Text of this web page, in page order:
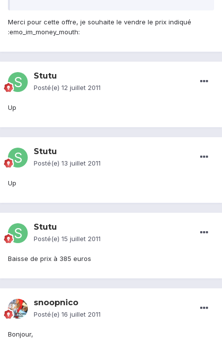
Merci pour cette offre, je souhaite le vendre le prix indiqué
:emo_im_money_mouth:
Stutu
Posté(e) 12 juillet 2011
Up
Stutu
Posté(e) 13 juillet 2011
Up
Stutu
Posté(e) 15 juillet 2011
Baisse de prix à 385 euros
snoopnico
Posté(e) 16 juillet 2011
Bonjour,